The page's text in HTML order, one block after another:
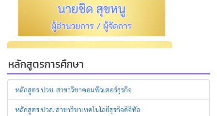
หลักสูตรการศึกษา
หลักสูตร ปวช. สาขาวิชาคอมพิวเตอร์ธุรกิจ
หลักสูตร ปวส. สาขาวิชาเทคโนโลยีธุรกิจดิจิทัล